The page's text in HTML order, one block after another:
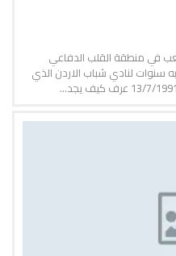
في منطقة القلب الدفاعي
سنوات لنادي شباب الاردن الذي